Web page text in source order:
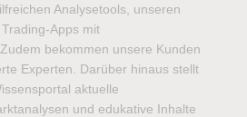
Analysetools, unseren
Apps mit
bekommen unsere Kunden
Experten. Darüber hinaus stellt
aktuelle
und edukative Inhalte